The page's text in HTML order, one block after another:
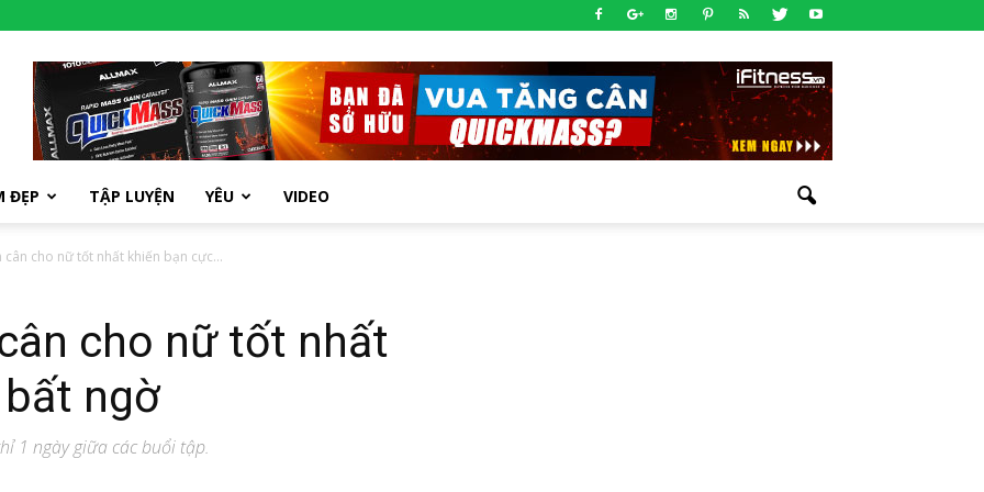
ĐẸP TẬP LUYỆN YÊU VIDEO
cân cho nữ tốt nhất khiến bạn cực...
cho nữ tốt nhất
ngờ
1 ngày giữa các buổi tập.